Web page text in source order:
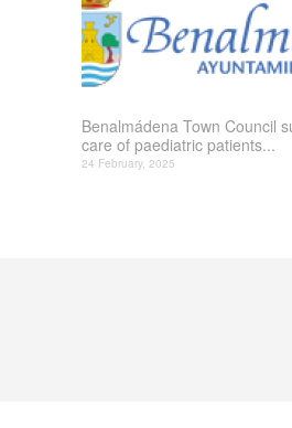
Benalmádena Town Council
care of paediatric patients...
24 February, 2025